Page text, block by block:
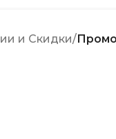
и Скидки